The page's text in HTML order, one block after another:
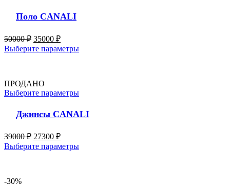
Поло CANALI
50000₽ 35000 ₽
Выберите параметры
ПРОДАНО
Выберите параметры
Джинсы CANALI
39000₽ 27300 ₽
Выберите параметры
-30%